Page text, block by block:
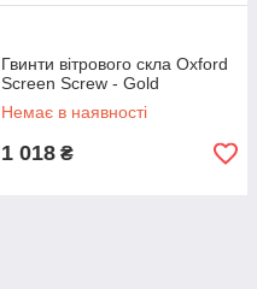
Гвинти вітрового скла Oxford
Screen Screw - Gold
Немає в наявності
1 018 ₴